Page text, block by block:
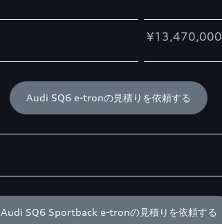
¥13,470,000
Audi SQ6 e-tronの見積りを依頼する
Audi SQ6 Sportback e-tronの見積りを依頼する